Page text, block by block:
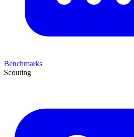
Benchmarks
Scouting